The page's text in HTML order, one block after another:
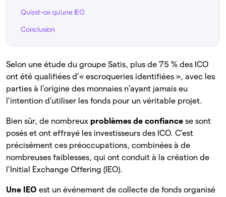
Qu’est-ce qu’une IEO
Conclusion
Selon une étude du groupe Satis, plus de 75 % des ICO
ont été qualifiées d’« escroqueries identifiées », avec les
parties à l’origine des monnaies n’ayant jamais eu
l’intention d’utiliser les fonds pour un véritable projet.
Bien sûr, de nombreux problèmes de confiance se sont
posés et ont effrayé les investisseurs des ICO. C’est
précisément ces préoccupations, combinées à de
nombreuses faiblesses, qui ont conduit à la création de
l’Initial Exchange Offering (IEO).
Une IEO est un événement de collecte de fonds organisé